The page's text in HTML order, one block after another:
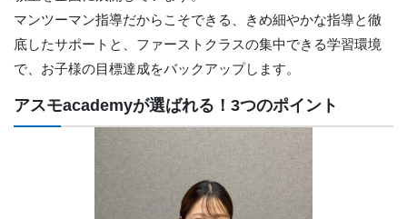
マンツーマン指導だからこそできる、きめ細やかな指導と徹
底したサポートと、ファーストクラスの集中できる学習環境
で、お子様の目標達成をバックアップします。
アスモacademyが選ばれる！3つのポイント